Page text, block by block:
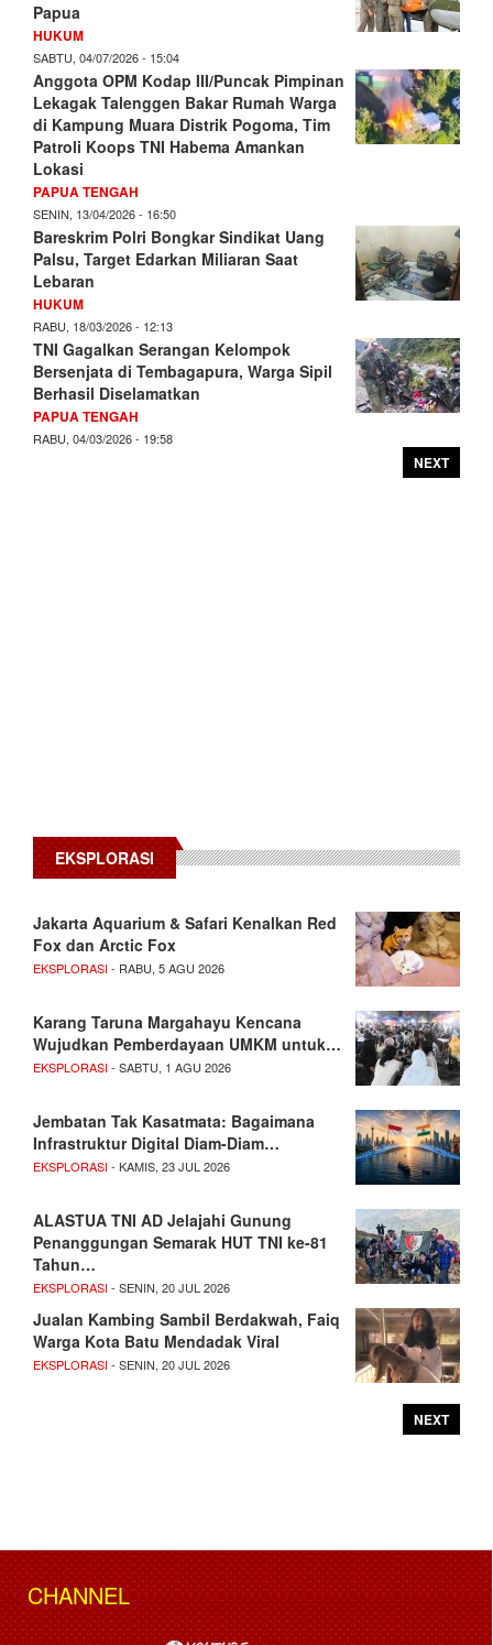
Papua
HUKUM
SABTU, 04/07/2026 - 15:04
Anggota OPM Kodap III/Puncak Pimpinan
Lekagak Talenggen Bakar Rumah Warga
di Kampung Muara Distrik Pogoma, Tim
Patroli Koops TNI Habema Amankan
Lokasi
PAPUA TENGAH
SENIN, 13/04/2026 - 16:50
Bareskrim Polri Bongkar Sindikat Uang
Palsu, Target Edarkan Miliaran Saat
Lebaran
HUKUM
RABU, 18/03/2026 - 12:13
TNI Gagalkan Serangan Kelompok
Bersenjata di Tembagapura, Warga Sipil
Berhasil Diselamatkan
PAPUA TENGAH
RABU, 04/03/2026 - 19:58
NEXT
EKSPLORASI
Jakarta Aquarium & Safari Kenalkan Red
Fox dan Arctic Fox
EKSPLORASI- RABU, 5 AGU 2026
Karang Taruna Margahayu Kencana
Wujudkan Pemberdayaan UMKM untuk…
EKSPLORASI- SABTU, 1 AGU 2026
Jembatan Tak Kasatmata: Bagaimana
Infrastruktur Digital Diam-Diam…
EKSPLORASI- KAMIS, 23 JUL 2026
ALASTUA TNI AD Jelajahi Gunung
Penanggungan Semarak HUT TNI ke-81
Tahun…
EKSPLORASI- SENIN, 20 JUL 2026
Jualan Kambing Sambil Berdakwah, Faiq
Warga Kota Batu Mendadak Viral
EKSPLORASI- SENIN, 20 JUL 2026
NEXT
CHANNEL